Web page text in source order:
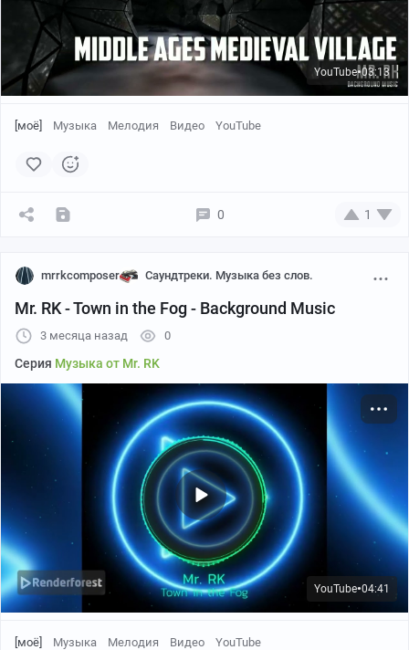
YouTube●03:13
[моё] Музыка Мелодия Видео YouTube
0 1
mrrkcomposer Саундтреки. Музыка без слов.
Mr. RK - Town in the Fog - Background Music
3 месяца назад 0
Серия Музыка от Mr. RK
YouTube●04:41
[моё] Музыка Мелодия Видео YouTube